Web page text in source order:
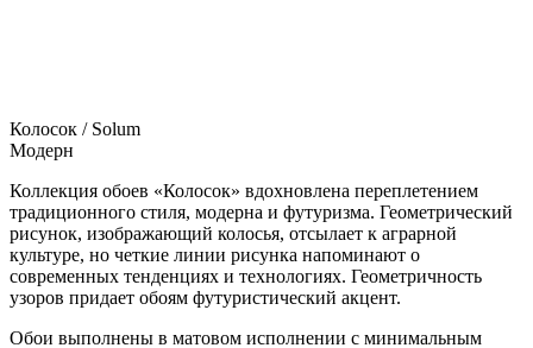
Колосок / Solum
Модерн
Коллекция обоев «Колосок» вдохновлена переплетением
традиционного стиля, модерна и футуризма. Геометрический
рисунок, изображающий колосья, отсылает к аграрной
культуре, но четкие линии рисунка напоминают о
современных тенденциях и технологиях. Геометричность
узоров придает обоям футуристический акцент.
Обои выполнены в матовом исполнении с минимальным